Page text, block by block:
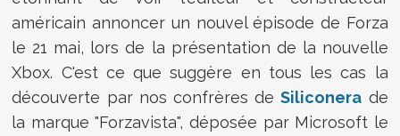
américain annoncer un nouvel épisode de Forza
le 21 mai, lors de la présentation de la nouvelle
Xbox. C'est ce que suggère en tous les cas la
découverte par nos confrères deSiliconera de
la marque "Forzavista", déposée par Microsoft le